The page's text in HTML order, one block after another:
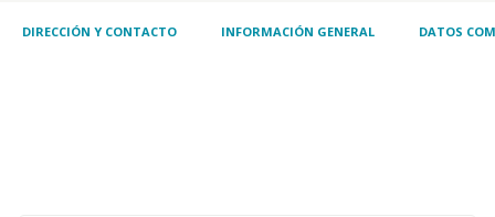
DIRECCIÓN Y CONTACTO INFORMACIÓN GENERAL DATOS